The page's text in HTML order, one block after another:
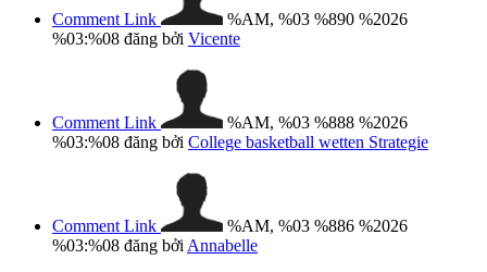
Comment Link
%AM, %03 %890 %2026
%03:%08 đăng bởi Vicente
Comment Link
%AM, %03 %888 %2026
%03:%08 đăng bởi College basketball wetten Strategie
Comment Link
%AM, %03 %886 %2026
%03:%08 đăng bởi Annabelle